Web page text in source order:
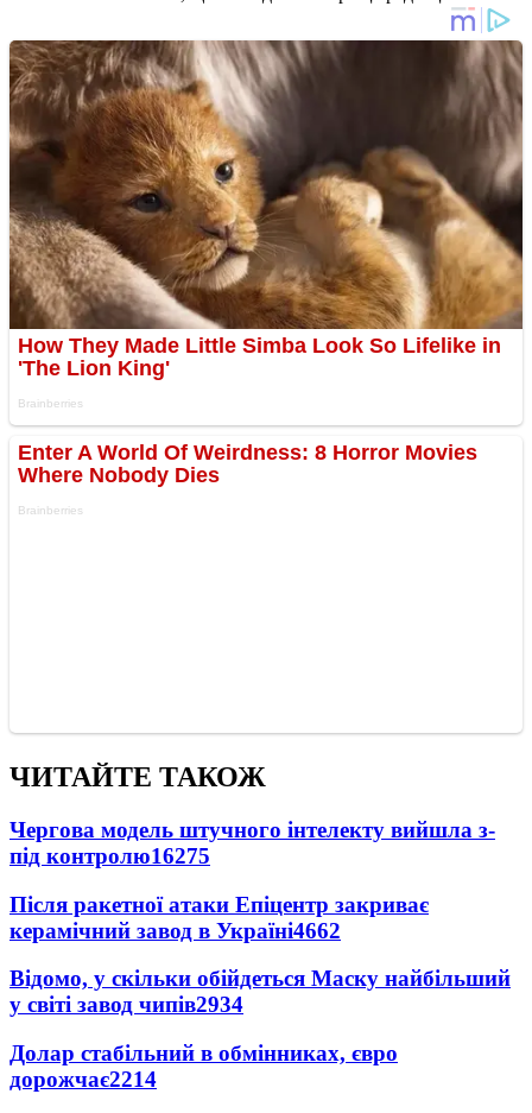
ЧИТАЙТЕ ТАКОЖ
Чергова модель штучного інтелекту вийшла з-
під контролю16275
Після ракетної атаки Епіцентр закриває
керамічний завод в Україні4662
Відомо, у скільки обійдеться Маску найбільший
у світі завод чипів2934
Долар стабільний в обмінниках, євро
дорожчає2214